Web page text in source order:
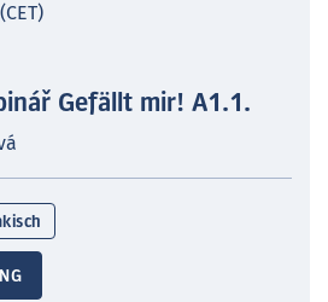
Gefällt mir! A1.1.